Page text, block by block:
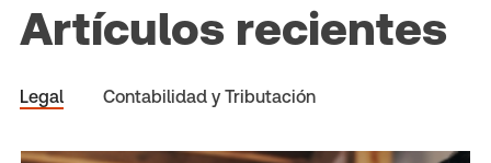
Artículos recientes
Legal Contabilidad y Tributación